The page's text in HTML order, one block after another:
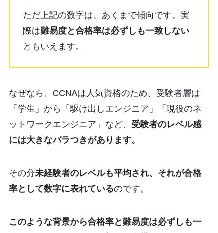
ただ上記の数字は、あくまで傾向です。実
際は難易度と合格率は必ずしも一致しない
ともいえます。
なぜなら、CCNAは人気資格のため、受験者層は
「学生」から「駆け出しエンジニア」「現役のネ
ットワークエンジニア」など、 受験者のレベル感
には大きなバラつきがあります。
その分未経験者のレベルも平均され、それが合格
率として数字に表れているのです。
このような背景から合格率と難易度は必ずしも一